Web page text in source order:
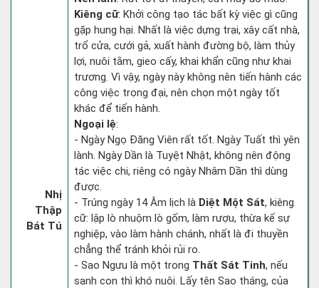
Nhị
Thập
Bát Tú
Kiêng cữ: Khởi công tạo tác bất kỳ việc gì cũng
gặp hung hại. Nhất là việc dựng trại, xây cất nhà,
trổ cửa, cưới gả, xuất hành đường bộ, làm thủy
lợi, nuôi tằm, gieo cấy, khai khẩn cũng như khai
trương. Vì vậy, ngày này không nên tiến hành các
công việc trọng đại, nên chọn một ngày tốt
khác để tiến hành.
Ngoại lệ:
- Ngày Ngọ Đăng Viên rất tốt. Ngày Tuất thì yên
lành. Ngày Dần là Tuyệt Nhật, không nên động
tác việc chi, riêng có ngày Nhâm Dần thì dùng
được.
- Trúng ngày 14 Âm lịch là Diệt Một Sát, kiêng
cữ: lập lò nhuộm lò gốm, làm rượu, thừa kế sự
nghiệp, vào làm hành chánh, nhất là đi thuyền
chẳng thể tránh khỏi rủi ro.
- Sao Ngưu là một trong Thất Sát Tinh, nếu
sanh con thì khó nuôi. Lấy tên Sao tháng, của